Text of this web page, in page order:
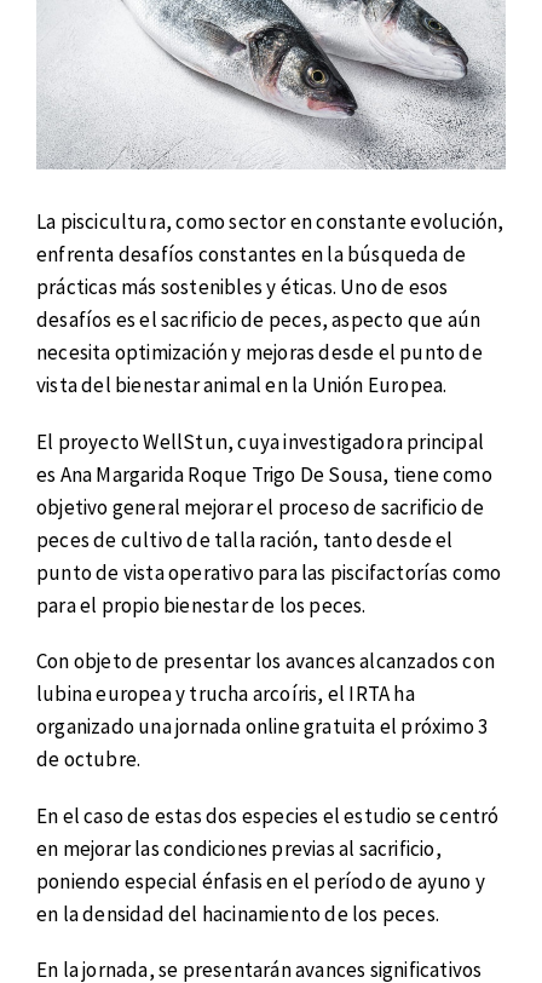
La piscicultura, como sector en constante evolución,
enfrenta desafíos constantes en la búsqueda de
prácticas más sostenibles y éticas. Uno de esos
desafíos es el sacrificio de peces, aspecto que aún
necesita optimización y mejoras desde el punto de
vista del bienestar animal en la Unión Europea.
El proyecto WellStun, cuya investigadora principal
es Ana Margarida Roque Trigo De Sousa, tiene como
objetivo general mejorar el proceso de sacrificio de
peces de cultivo de talla ración, tanto desde el
punto de vista operativo para las piscifactorías como
para el propio bienestar de los peces.
Con objeto de presentar los avances alcanzados con
lubina europea y trucha arcoíris, el IRTA ha
organizado una jornada online gratuita el próximo 3
de octubre.
En el caso de estas dos especies el estudio se centró
en mejorar las condiciones previas al sacrificio,
poniendo especial énfasis en el período de ayuno y
en la densidad del hacinamiento de los peces.
En la jornada, se presentarán avances significativos